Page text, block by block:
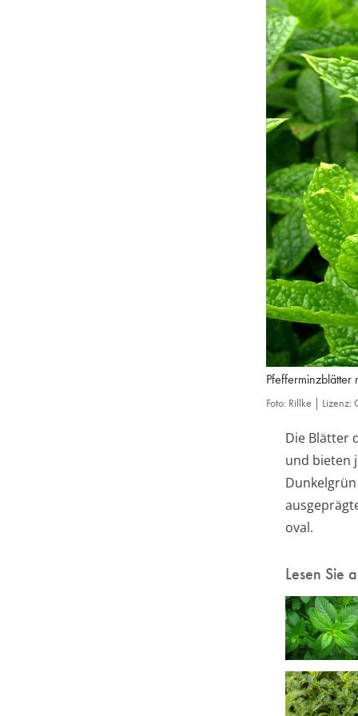
Pfefferminzblätter
Foto: Rillke |
Die Blätter
und bieten
oval.
Lesen Sie